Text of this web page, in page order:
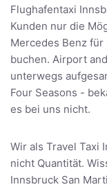
Flughafentaxi
Kunden nur die
Mercedes Benz
buchen. Airport
unterwegs
Four Seasons -
es bei uns nicht.
Wir als Travel Taxi
nicht Quantität.
Innsbruck San